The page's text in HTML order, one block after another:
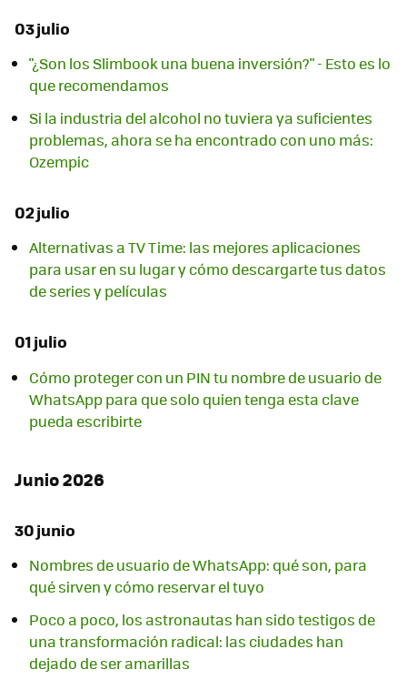
03 julio
"¿Son los Slimbook una buena inversión?" - Esto es lo
que recomendamos
Si la industria del alcohol no tuviera ya suficientes
problemas, ahora se ha encontrado con uno más:
Ozempic
02 julio
Alternativas a TV Time: las mejores aplicaciones
para usar en su lugar y cómo descargarte tus datos
de series y películas
01 julio
Cómo proteger con un PIN tu nombre de usuario de
WhatsApp para que solo quien tenga esta clave
pueda escribirte
Junio 2026
30 junio
Nombres de usuario de WhatsApp: qué son, para
qué sirven y cómo reservar el tuyo
Poco a poco, los astronautas han sido testigos de
una transformación radical: las ciudades han
dejado de ser amarillas